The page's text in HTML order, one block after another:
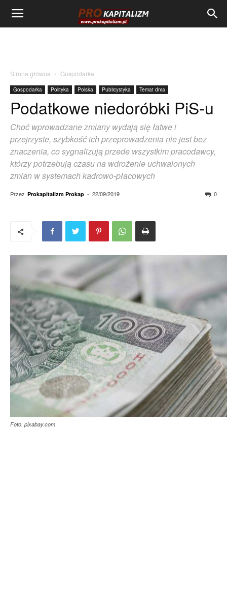
Strona główna Gospodarka
Gospodarka Polityka Polska Publicystyka Temat dnia
Podatkowe niedoróbki PiS-u
Choć wprowadzane zmiany wydają się łatwe i
przejrzyste, szybkość ich przeprowadzenia nie jest bez
znaczenia, co sygnalizują przede wszystkim pracodawcy,
którzy potrzebują czasu na wdrożenie uchwalonych
zmian w systemach kadrowo-płacowych
Przez Prokapitalizm Prokap - 22/09/2019 0
Foto. pixabay.com